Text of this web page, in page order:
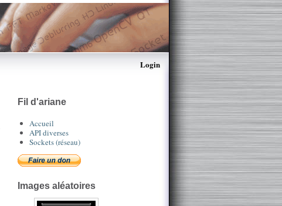
Login
Fil d'ariane
Accueil
API diverses
Sockets (réseau)
Images aléatoires